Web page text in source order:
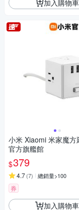
加入購物車
小米 Xiaomi 米家魔方
官方旗艦館
$379
4.7(7) 總銷量>100
券
加入購物車